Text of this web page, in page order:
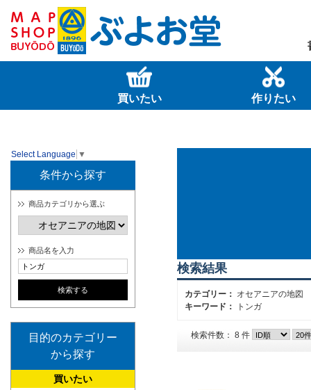
買いたい 作りたい
Select Language ▼
条件から探す
商品カテゴリから選ぶ
商品名を入力
目的のカテゴリー
から探す
買いたい
検索結果
カテゴリー： オセアニアの地図
キーワード：
トンガ
検索件数： 8 件